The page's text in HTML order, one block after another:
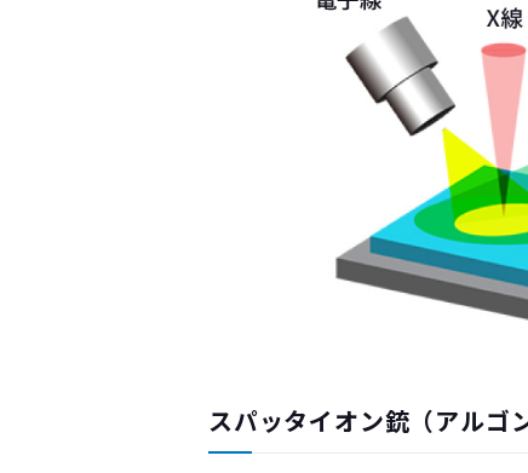
スパッタイオン銃（アルゴ